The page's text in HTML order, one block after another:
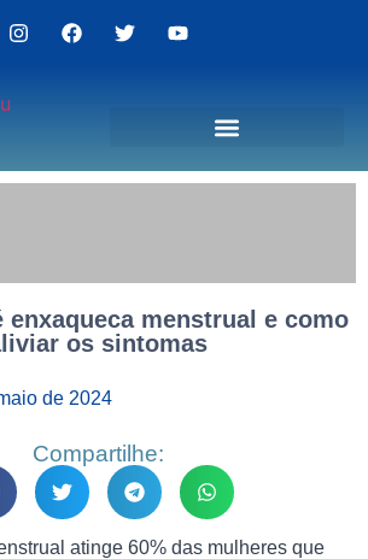
enxaqueca menstrual e como
os sintomas
de 2024
Compartilhe:
atinge 60% das mulheres que